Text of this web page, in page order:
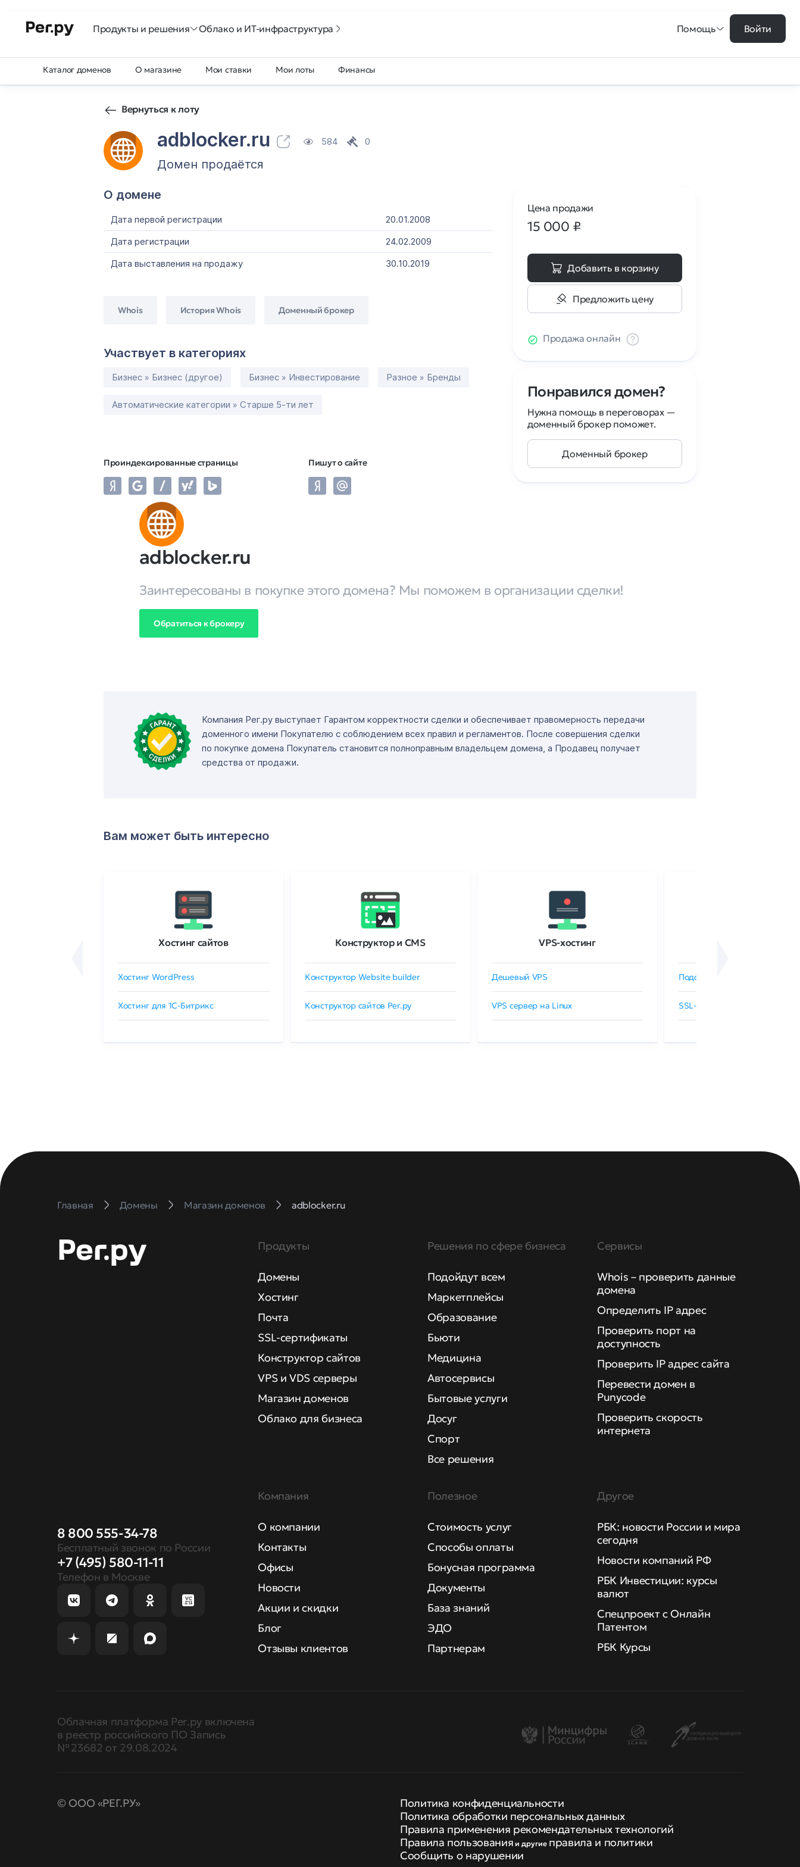
Продукты и решения Облако и ИТ-инфраструктура Помощь Войти
Каталог доменов О магазине Мои ставки Мои лоты Финансы
Вернуться к лоту
adblocker.ru 584 0
Домен продаётся
О домене
Дата первой регистрации
20.01.2008
Дата регистрации
24.02.2009
Дата выставления на продажу
30.10.2019
Whois История Whois Доменный брокер
Участвует в категориях
Бизнес » Бизнес (другое) Бизнес » Инвестирование Разное » Бренды
Автоматические категории » Старше 5-ти лет
Проиндексированные страницы Пишут о сайте
Цена продажи
15 000 ₽
Добавить в корзину
Предложить цену
Продажа онлайн
Понравился домен?
Нужна помощь в переговорах —
доменный брокер поможет.
Доменный брокер
adblocker.ru
Заинтересованы в покупке этого домена? Мы поможем в организации сделки!
Обратиться к брокеру
Компания Рег.ру выступает Гарантом корректности сделки и обеспечивает правомерность передачи
доменного имени Покупателю с соблюдением всех правил и регламентов. После совершения сделки
по покупке домена Покупатель становится полноправным владельцем домена, а Продавец получает
средства от продажи.
Вам может быть интересно
Хостинг сайтов
Хостинг WordPress
Хостинг для 1C-Битрикс
Конструктор и CMS
Конструктор Website builder
Конструктор сайтов Рег.ру
VPS-хостинг
Дешевый VPS
VPS сервер на Linux
Подобрать SSL-сертификат
SSL-сертификаты GlobalSign
Главная Домены Магазин доменов adblocker.ru
8 800 555-34-78
Бесплатный звонок по России
+7 (495) 580-11-11
Телефон в Москве
Продукты
Домены
Хостинг
Почта
SSL-сертификаты
Конструктор сайтов
VPS и VDS серверы
Магазин доменов
Облако для бизнеса
Решения по сфере бизнеса
Подойдут всем
Маркетплейсы
Образование
Бьюти
Медицина
Автосервисы
Бытовые услуги
Досуг
Спорт
Все решения
Сервисы
Whois – проверить данные
домена
Определить IP адрес
Проверить порт на
доступность
Проверить IP адрес сайта
Перевести домен в
Punycode
Проверить скорость
интернета
Компания
О компании
Контакты
Офисы
Новости
Акции и скидки
Блог
Отзывы клиентов
Полезное
Стоимость услуг
Способы оплаты
Бонусная программа
Документы
База знаний
ЭДО
Партнерам
Другое
РБК: новости России и мира
сегодня
Новости компаний РФ
РБК Инвестиции: курсы
валют
Спецпроект с Онлайн
Патентом
РБК Курсы
Облачная платформа Рег.ру включена
в реестр российского ПО Запись
№ 23682 от 29.08.2024
© ООО «РЕГ.РУ»
Политика конфиденциальности
Политика обработки персональных данных
Правила применения рекомендательных технологий
Правила пользования и другие правила и политики
Сообщить о нарушении